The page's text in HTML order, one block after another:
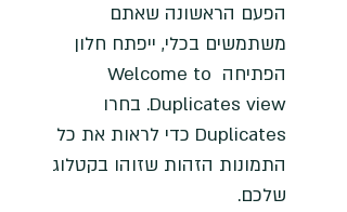
הפעם הראשונה שאתם
משתמשים בכלי, ייפתח חלון
הפתיחה Welcome to
Duplicates view. בחרו
Duplicates כדי לראות את כל
התמונות הזהות שזוהו בקטלוג
שלכם.